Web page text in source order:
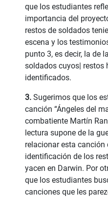
que los estudiantes
importancia del
restos de soldados
escena y los
punto 3, es decir, la de
soldados cuyos| restos
identificados.
3.Sugerimos que los
canción “Ángeles del
combatiente Martín
lectura supone de la
relacionar esta
identificación de los
yacen en Darwin. Por
que los estudiantes
canciones que les